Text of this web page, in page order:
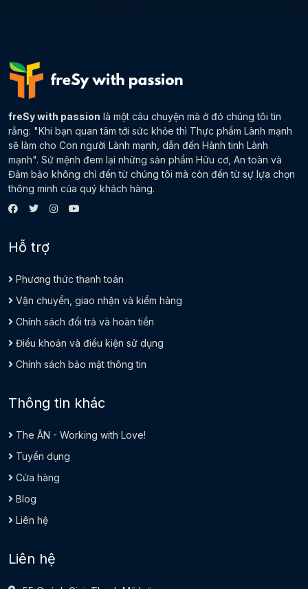
freSy with passion là một câu chuyện mà ở đó chúng tôi tin
rằng: "Khi bạn quan tâm tới sức khỏe thì Thực phẩm Lành mạnh
sẽ làm cho Con người Lành mạnh, dẫn đến Hành tinh Lành
mạnh". Sứ mệnh đem lại những sản phẩm Hữu cơ, An toàn và
Đảm bảo không chỉ đến từ chúng tôi mà còn đến từ sự lựa chọn
thông minh của quý khách hàng.
Hỗ trợ
Phương thức thanh toán
Vận chuyển, giao nhận và kiểm hàng
Chính sách đổi trả và hoàn tiền
Điều khoản và điều kiện sử dụng
Chính sách bảo mật thông tin
Thông tin khác
The ÂN - Working with Love!
Tuyển dụng
Cửa hàng
Blog
Liên hệ
Liên hệ